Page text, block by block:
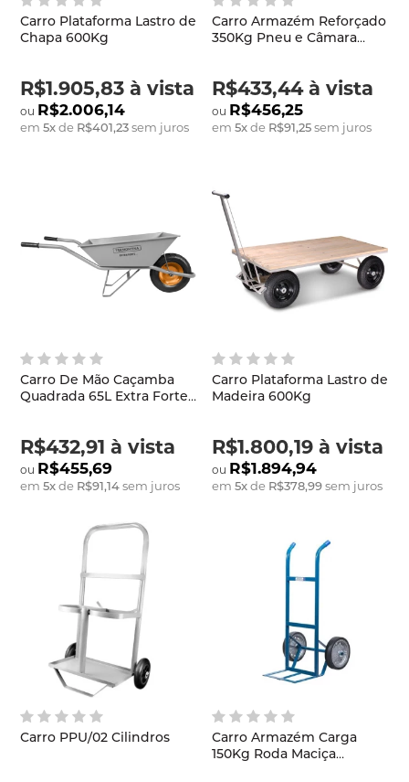
Carro Plataforma Lastro de
Chapa 600Kg
R$1.905,83 à vista
R$2.006,14
em5xde R$401,23sem juros
Carro Armazém Reforçado
350Kg Pneu e Câmara
R$433,44à vista
R$456,25
em 5xde R$91,25sem juros
Carro De Mão Caçamba
Quadrada 65L Extra Forte
R$432,91 à vista
R$455,69
em5xde R$91,14sem juros
Carro Plataforma Lastro de
Madeira 600Kg
R$1.800,19à vista
R$1.894,94
em 5xde R$378,99sem juros
Carro PPU/02 Cilindros
Carro Armazém Carga
150Kg Roda Maciça